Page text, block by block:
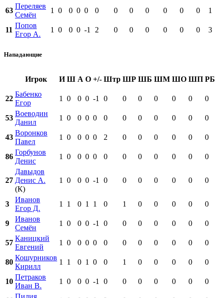
63
Переляев
Семён
1 0 0 0 0 0 0 0 0 0 0 0 1
11
Попов
Егор А.
1 0 0 0 -1 2 0 0 0 0 0 0 3
Нападающие
Игрок И Ш А О +/- Штр ШР ШБ ШМ ШО ШП РБ
22
Бабенко
Егор
1 0 0 0 -1 0 0 0 0 0 0 0
53
Воеводин
Данил
1 0 0 0 0 0 0 0 0 0 0 0
43
Воронков
Павел
1 0 0 0 0 2 0 0 0 0 0 0
86
Горбунов
Денис
1 0 0 0 0 0 0 0 0 0 0 0
27
Давыдов
Денис А.
(К)
1 0 0 0 -1 0 0 0 0 0 0 0
3
Иванов
Егор Д.
1 1 0 1 1 0 1 0 0 0 0 0
9
Иванов
Семён
1 0 0 0 -1 0 0 0 0 0 0 0
57
Каницкий
Евгений
1 0 0 0 0 0 0 0 0 0 0 0
80
Кошурников
Кирилл
1 1 0 1 0 0 1 0 0 0 0 0
10
Петраков
Иван В.
1 0 0 0 -1 0 0 0 0 0 0 0